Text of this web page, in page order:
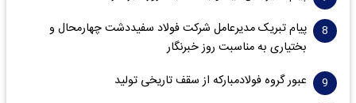
پیام تبریک مدیرعامل شرکت فولاد سفیددشت چهارمحال و
بختیاری به مناسبت روز خبرنگار
عبور گروه فولادمبارکه از سقف تاریخی تولید